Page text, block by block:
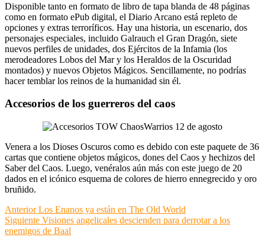
Disponible tanto en formato de libro de tapa blanda de 48 páginas
como en formato ePub digital, el Diario Arcano está repleto de
opciones y extras terroríficos. Hay una historia, un escenario, dos
personajes especiales, incluido Galrauch el Gran Dragón, siete
nuevos perfiles de unidades, dos Ejércitos de la Infamia (los
merodeadores Lobos del Mar y los Heraldos de la Oscuridad
montados) y nuevos Objetos Mágicos. Sencillamente, no podrías
hacer temblar los reinos de la humanidad sin él.
Accesorios de los guerreros del caos
Venera a los Dioses Oscuros como es debido con este paquete de 36
cartas que contiene objetos mágicos, dones del Caos y hechizos del
Saber del Caos. Luego, venéralos aún más con este juego de 20
dados en el icónico esquema de colores de hierro ennegrecido y oro
bruñido.
Navegación
de
Anterior Entrada
anterior:
Los Enanos ya están en The Old World
Siguiente Entrada
siguiente:
Visiones angelicales descienden para derrotar a los
enemigos de Baal